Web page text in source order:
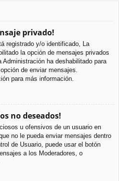
privado!
registrado y/o identificado, La
la opción de mensajes privados
ha deshabilitado para
de enviar mensajes.
para más información.
no deseados!
u ofensivos de un usuario en
no le pueda enviar mensajes dentro
de Usuario, puede usar el botón
a los Moderadores, o